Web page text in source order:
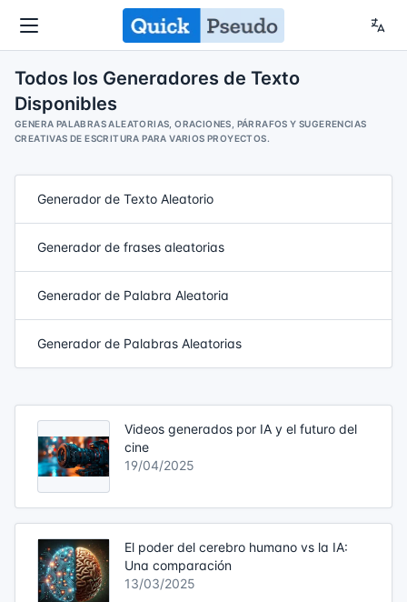
Todos los Generadores de Texto
Disponibles
GENERA PALABRAS ALEATORIAS, ORACIONES, PÁRRAFOS Y SUGERENCIAS
CREATIVAS DE ESCRITURA PARA VARIOS PROYECTOS.
Generador de Texto Aleatorio
Generador de frases aleatorias
Generador de Palabra Aleatoria
Generador de Palabras Aleatorias
Videos generados por IA y el futuro del
cine
19/04/2025
El poder del cerebro humano vs la IA:
Una comparación
13/03/2025